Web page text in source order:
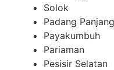
Solok
Padang Panjang
Payakumbuh
Pariaman
Pesisir Selatan